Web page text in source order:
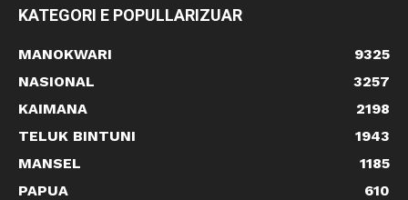
KATEGORI E POPULLARIZUAR
MANOKWARI
9325
NASIONAL
3257
KAIMANA
2198
TELUK BINTUNI
1943
MANSEL
1185
PAPUA
610